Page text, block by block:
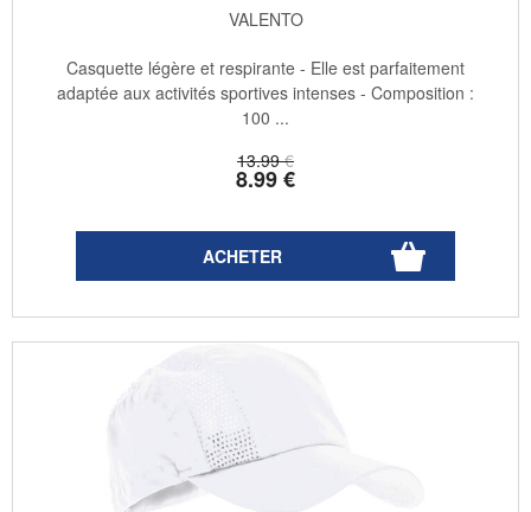
VALENTO
13.99 €
8.99€
Casquette légère et respirante - Elle est parfaitement
adaptée aux activités sportives intenses - Composition :
100 ...